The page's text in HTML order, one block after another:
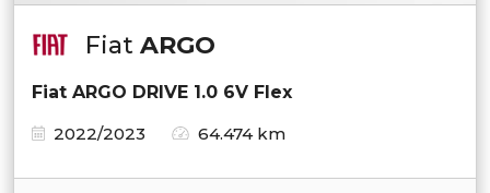
Fiat ARGO
Fiat ARGO DRIVE 1.0 6V Flex
2022/2023
64.474 km